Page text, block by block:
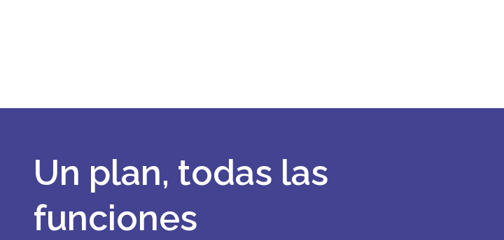
Un plan, todas las
funciones